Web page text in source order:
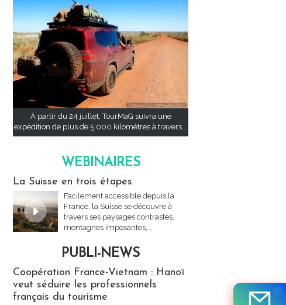
À partir du 24 juillet, TourMaG suivra une
expédition de plus de 5 000 kilomètres à travers...
WEBINAIRES
La Suisse en trois étapes
Facilement accessible depuis la
France, la Suisse se découvre à
travers ses paysages contrastés,
montagnes imposantes,...
PUBLI-NEWS
Coopération France-Vietnam : Hanoï
veut séduire les professionnels
français du tourisme